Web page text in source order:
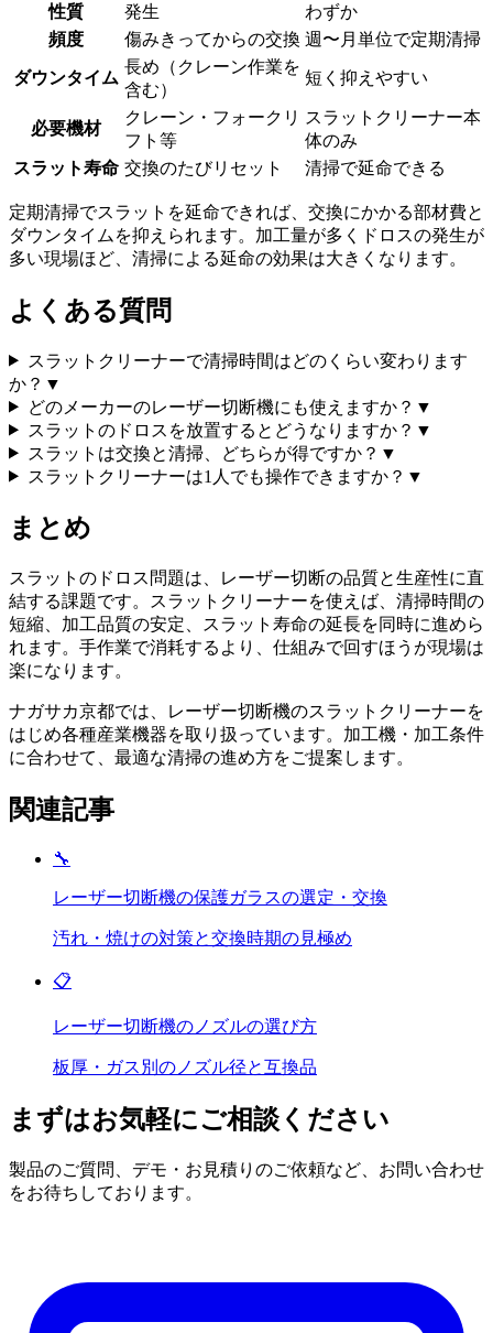
性質
発生
わずか
頻度
傷みきってからの交換 週〜月単位で定期清掃
ダウンタイム
長め（クレーン作業を
含む）
短く抑えやすい
必要機材
クレーン・フォークリ
フト等
スラットクリーナー本
体のみ
スラット寿命 交換のたびリセット 清掃で延命できる
定期清掃でスラットを延命できれば、交換にかかる部材費と
ダウンタイムを抑えられます。加工量が多くドロスの発生が
多い現場ほど、清掃による延命の効果は大きくなります。
よくある質問
スラットクリーナーで清掃時間はどのくらい変わります
か？ ▼
どのメーカーのレーザー切断機にも使えますか？ ▼
スラットのドロスを放置するとどうなりますか？ ▼
スラットは交換と清掃、どちらが得ですか？ ▼
スラットクリーナーは1人でも操作できますか？ ▼
まとめ
スラットのドロス問題は、レーザー切断の品質と生産性に直
結する課題です。スラットクリーナーを使えば、清掃時間の
短縮、加工品質の安定、スラット寿命の延長を同時に進めら
れます。手作業で消耗するより、仕組みで回すほうが現場は
楽になります。
ナガサカ京都では、レーザー切断機のスラットクリーナーを
はじめ各種産業機器を取り扱っています。加工機・加工条件
に合わせて、最適な清掃の進め方をご提案します。
関連記事
🔧
レーザー切断機の保護ガラスの選定・交換
汚れ・焼けの対策と交換時期の見極め
📋
レーザー切断機のノズルの選び方
板厚・ガス別のノズル径と互換品
まずはお気軽にご相談ください
製品のご質問、デモ・お見積りのご依頼など、お問い合わせ
をお待ちしております。